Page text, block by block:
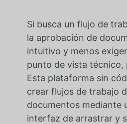
Si busca un flujo de
la aprobación de
intuitivo y menos
punto de vista técnico,
Esta plataforma sin
crear flujos de trabajo
documentos mediante
interfaz de arrastrar y